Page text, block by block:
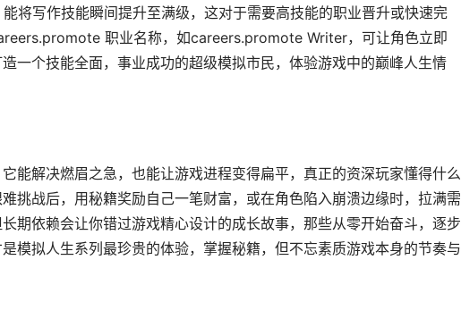
将写作技能瞬间提升至满级，这对于需要高技能的职业晋升或快速完
职业名称，如careers.promote Writer，可让角色立即
一个技能全面，事业成功的超级模拟市民，体验游戏中的巅峰人生情
能解决燃眉之急，也能让游戏进程变得扁平，真正的资深玩家懂得什么
挑战后，用秘籍奖励自己一笔财富，或在角色陷入崩溃边缘时，拉满需
期依赖会让你错过游戏精心设计的成长故事，那些从零开始奋斗，逐步
模拟人生系列最珍贵的体验，掌握秘籍，但不忘素质游戏本身的节奏与